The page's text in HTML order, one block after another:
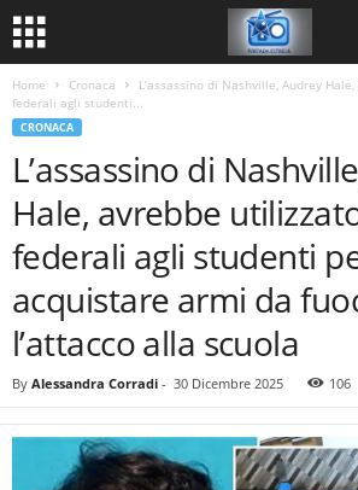
Home Cronaca
L’assassino di Nashville, Audrey
federali agli studenti...
CRONACA
L’assassino di
Hale, avrebbe
federali agli studenti
acquistare armi da
l’attacco alla scuola
By Alessandra Corradi - 30 Dicembre 2025 106